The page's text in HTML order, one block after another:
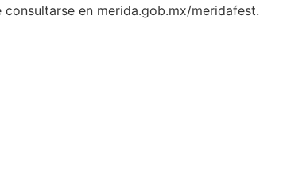
en merida.gob.mx/meridafest.